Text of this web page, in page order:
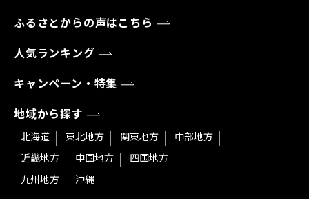
ふるさとからの声はこちら
人気ランキング
キャンペーン・特集
地域から探す
北海道 東北地方 関東地方
中部地方
近畿地方
中国地方
四国地方
九州地方
沖縄